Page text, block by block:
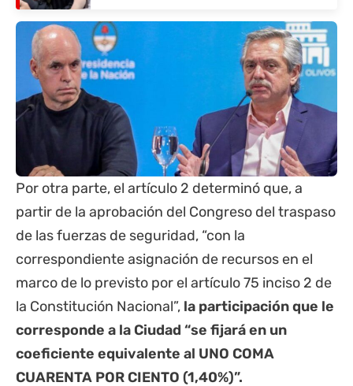
Por otra parte, el artículo 2 determinó que, a
partir de la aprobación del Congreso del traspaso
de las fuerzas de seguridad, “con la
correspondiente asignación de recursos en el
marco de lo previsto por el artículo 75 inciso 2 de
la Constitución Nacional”, la participación que le
corresponde a la Ciudad “se fijará en un
coeficiente equivalente al UNO COMA
CUARENTA POR CIENTO (1,40%)”.